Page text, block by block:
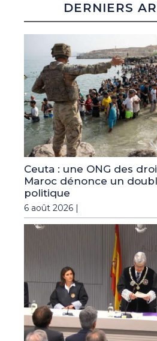
DERNIERS
Ceuta : une ONG des
Maroc dénonce un
politique
6 août 2026 |